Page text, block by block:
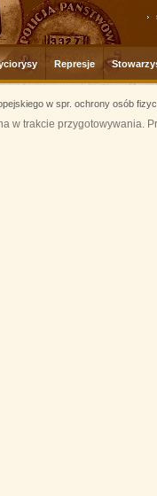
Represje
w spr. ochrony osób
w trakcie przygotowywania.